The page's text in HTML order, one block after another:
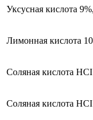
Уксусная кислота
Лимонная кислота
Соляная кислота
Соляная кислота